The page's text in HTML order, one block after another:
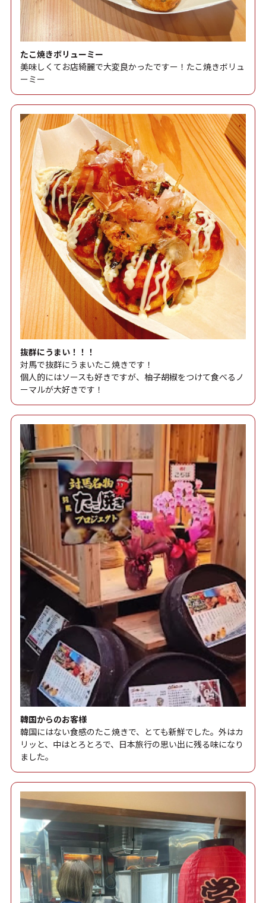
たこ焼きボリューミー
美味しくてお店綺麗で大変良かったですー！たこ焼きボリュ
ーミー
抜群にうまい！！！
対馬で抜群にうまいたこ焼きです！
個人的にはソースも好きですが、柚子胡椒をつけて食べるノ
ーマルが大好きです！
韓国からのお客様
韓国にはない食感のたこ焼きで、とても新鮮でした。外はカ
リッと、中はとろとろで、日本旅行の思い出に残る味になり
ました。